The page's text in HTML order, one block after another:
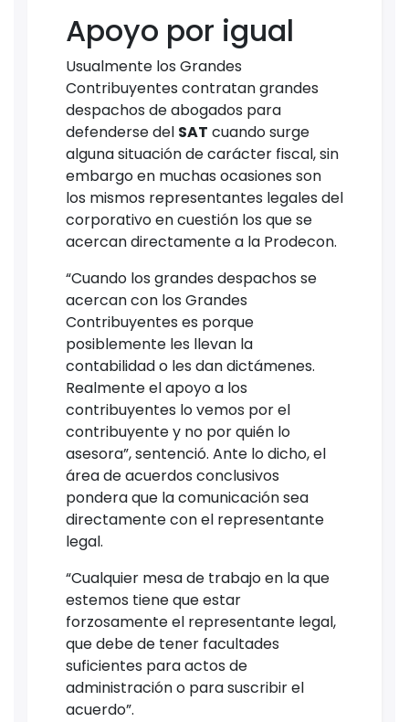
Apoyo por igual
Usualmente los Grandes
Contribuyentes contratan grandes
despachos de abogados para
defenderse del SAT cuando surge
alguna situación de carácter fiscal, sin
embargo en muchas ocasiones son
los mismos representantes legales del
corporativo en cuestión los que se
acercan directamente a la Prodecon.
“Cuando los grandes despachos se
acercan con los Grandes
Contribuyentes es porque
posiblemente les llevan la
contabilidad o les dan dictámenes.
Realmente el apoyo a los
contribuyentes lo vemos por el
contribuyente y no por quién lo
asesora”, sentenció. Ante lo dicho, el
área de acuerdos conclusivos
pondera que la comunicación sea
directamente con el representante
legal.
“Cualquier mesa de trabajo en la que
estemos tiene que estar
forzosamente el representante legal,
que debe de tener facultades
suficientes para actos de
administración o para suscribir el
acuerdo”.